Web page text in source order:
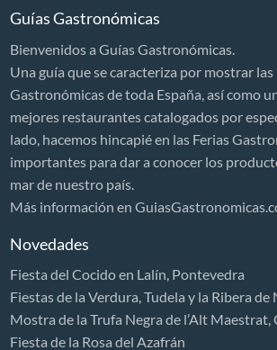
Cocina Mediterránea
Cocina regional
Cocina tradicional
Comida vasconavarra
Sidrerías
Sushi
Gourmet
Ibéricos
Pizzerías
Guías Gastronómicas
Bienvenidos a Guías Gastronómicas.
Una guía que se caracteriza por mostrar
Gastronómicas de toda España, así como
mejores restaurantes catalogados por
lado, hacemos hincapié en las Ferias
importantes para dar a conocer los
mar de nuestro país.
Más información en
Novedades
Fiesta del Cocido en Lalín, Pontevedra
Fiestas de la Verdura, Tudela y la Ribera de
Mostra de la Trufa Negra de l’Alt Maestrat,
Fiesta de la Rosa del Azafrán